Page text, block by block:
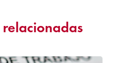
relacionadas